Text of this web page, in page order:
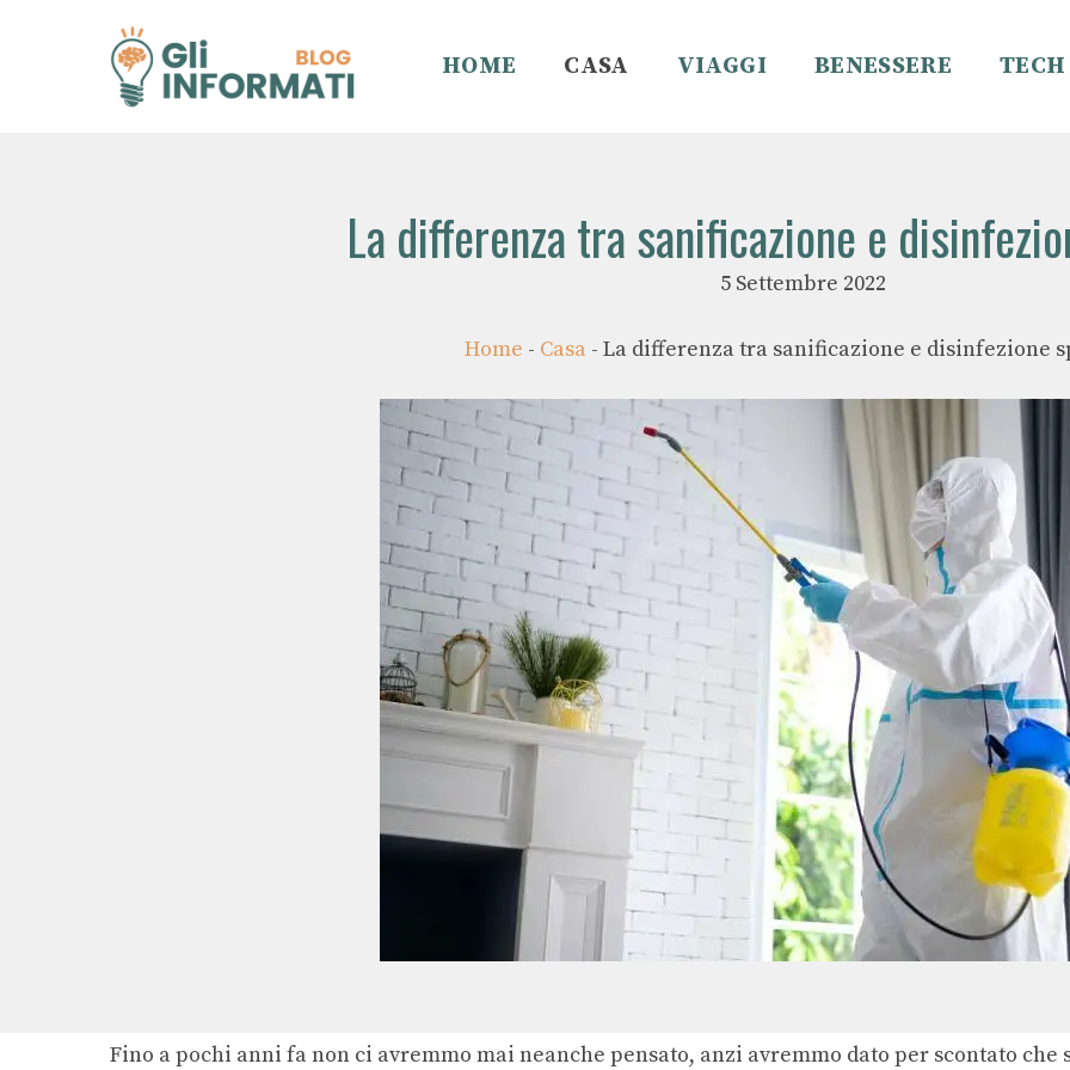
HOME CASA VIAGGI BENESSERE TECH
La differenza tra sanificazione e
5 Settembre 2022
Home - Casa - La differenza tra sanificazione e disinfezione
Fino a pochi anni fa non ci avremmo mai neanche pensato, anzi avremmo dato per scontato che